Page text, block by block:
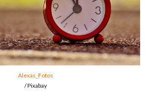
Alexas_Fotos
/ Pixabay